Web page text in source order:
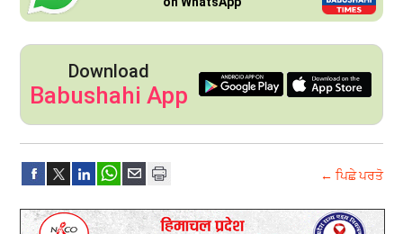
Download
Babushahi App
← ਪਿਛੇ ਪਰਤੋ